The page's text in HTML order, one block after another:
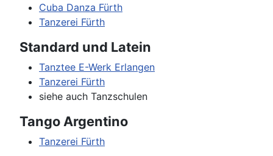
Cuba Danza Fürth
Tanzerei Fürth
Standard und Latein
Tanztee E-Werk Erlangen
Tanzerei Fürth
siehe auch Tanzschulen
Tango Argentino
Tanzerei Fürth